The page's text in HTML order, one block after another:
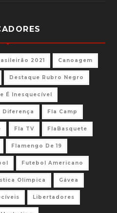
2021 Canoagem
Destaque Rubro Negro
É Inesquecível
Diferença Fla Camp
Fla TV FlaBasquete
Flamengo De 19
Futebol Americano
Olimpica Gávea
Libertadores